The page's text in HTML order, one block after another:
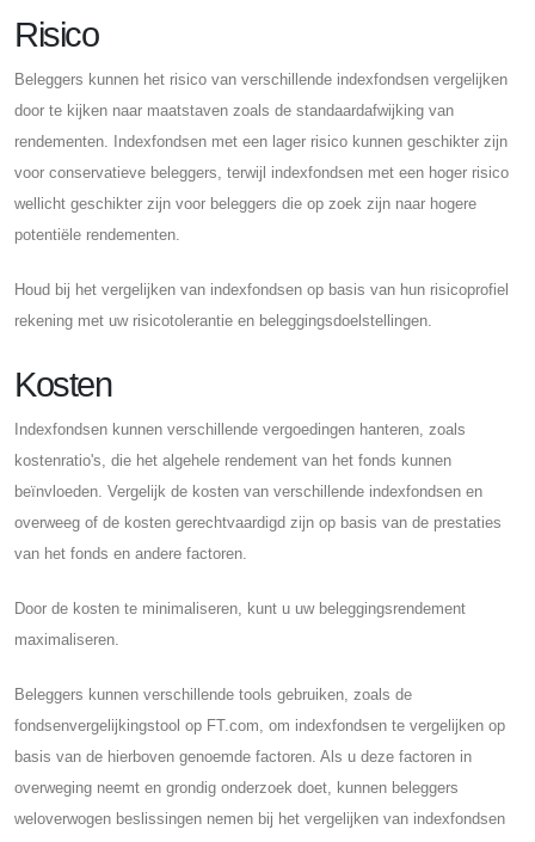
Risico
Beleggers kunnen het risico van verschillende indexfondsen vergelijken
door te kijken naar maatstaven zoals de standaardafwijking van
rendementen. Indexfondsen met een lager risico kunnen geschikter zijn
voor conservatieve beleggers, terwijl indexfondsen met een hoger risico
wellicht geschikter zijn voor beleggers die op zoek zijn naar hogere
potentiële rendementen.
Houd bij het vergelijken van indexfondsen op basis van hun risicoprofiel
rekening met uw risicotolerantie en beleggingsdoelstellingen.
Kosten
Indexfondsen kunnen verschillende vergoedingen hanteren, zoals
kostenratio's, die het algehele rendement van het fonds kunnen
beïnvloeden. Vergelijk de kosten van verschillende indexfondsen en
overweeg of de kosten gerechtvaardigd zijn op basis van de prestaties
van het fonds en andere factoren.
Door de kosten te minimaliseren, kunt u uw beleggingsrendement
maximaliseren.
Beleggers kunnen verschillende tools gebruiken, zoals de
fondsenvergelijkingstool op FT.com, om indexfondsen te vergelijken op
basis van de hierboven genoemde factoren. Als u deze factoren in
overweging neemt en grondig onderzoek doet, kunnen beleggers
weloverwogen beslissingen nemen bij het vergelijken van indexfondsen